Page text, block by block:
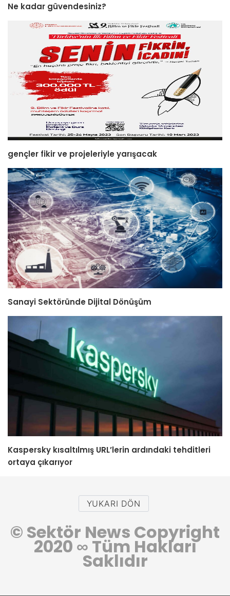
Ne kadar güvendesiniz?
gençler fikir ve projeleriyle yarışacak
Sanayi Sektöründe Dijital Dönüşüm
Kaspersky kısaltılmış URL’lerin ardındaki tehditleri
ortaya çıkarıyor
YUKARI DÖN
© Sektör News Copyright
2020 ∞ Tüm Hakları
Saklıdır